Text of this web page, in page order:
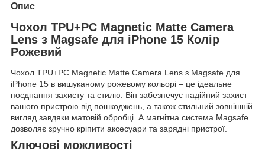
Опис
Чохол TPU+PC Magnetic Matte Camera
Lens з Magsafe для iPhone 15 Колір
Рожевий
Чохол TPU+PC Magnetic Matte Camera Lens з Magsafe для
iPhone 15 в вишуканому рожевому кольорі – це ідеальне
поєднання захисту та стилю. Він забезпечує надійний захист
вашого пристрою від пошкоджень, а також стильний зовнішній
вигляд завдяки матовій обробці. А магнітна система Magsafe
дозволяє зручно кріпити аксесуари та зарядні пристрої.
Ключові можливості